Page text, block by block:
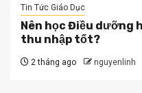
Tin Tức Giáo Dục
Nên học Điều dưỡng
thu nhập tốt?
2 tháng ago nguyenlinh